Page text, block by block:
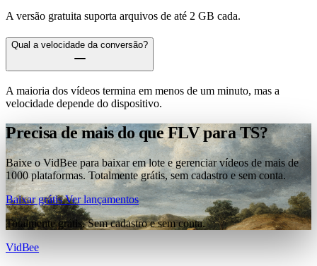
A versão gratuita suporta arquivos de até 2 GB cada.
Qual a velocidade da conversão?
A maioria dos vídeos termina em menos de um minuto, mas a
velocidade depende do dispositivo.
Precisa de mais do que FLV para TS?
Baixe o VidBee para baixar em lote e gerenciar vídeos de mais de
1000 plataformas. Totalmente grátis, sem cadastro e sem conta.
Baixar grátisVer lançamentos
Totalmente grátis. Sem cadastro e sem conta.
VidBee